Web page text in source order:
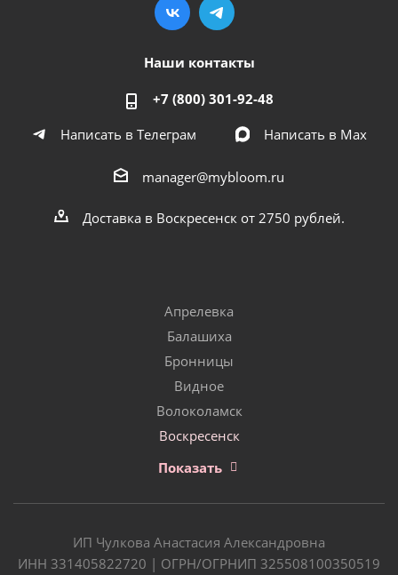
Наши контакты
+7 (800) 301-92-48
Написать в Телеграм
Написать в Мах
manager@mybloom.ru
Доставка в Воскресенск от 2750 рублей.
Апрелевка
Балашиха
Бронницы
Видное
Волоколамск
Воскресенск
Показать
ИП Чулкова Анастасия Александровна
ИНН 331405822720 | ОГРН/ОГРНИП 325508100350519